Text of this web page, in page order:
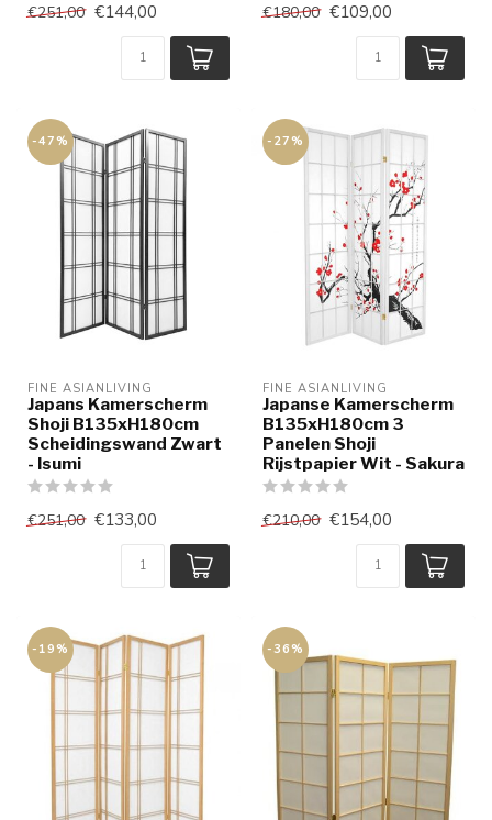
€251,00 €144,00 €180,00 €109,00
-47%
FINE ASIANLIVING
Japans Kamerscherm
Shoji B135xH180cm
Scheidingswand Zwart
- Isumi
€251,00 €133,00
-27%
FINE ASIANLIVING
Japanse Kamerscherm
B135xH180cm 3
Panelen Shoji
Rijstpapier Wit - Sakura
€210,00 €154,00
-19% -36%